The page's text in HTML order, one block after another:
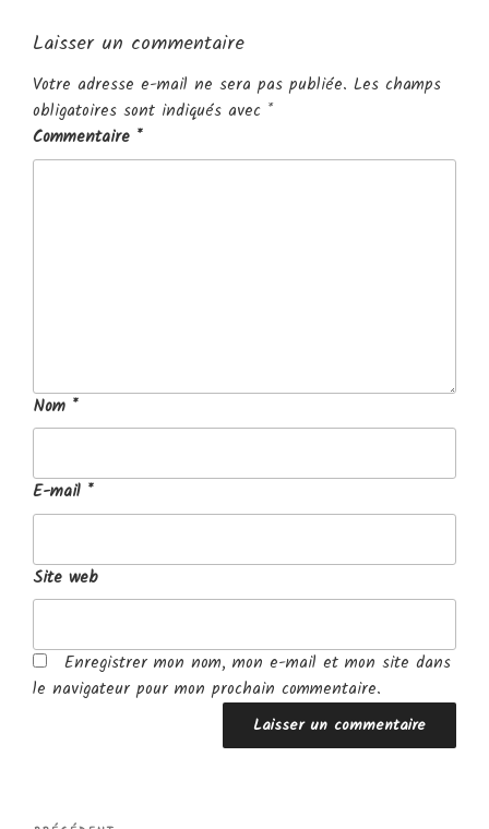
Laisser un commentaire
Votre adresse e-mail ne sera pas publiée. Les champs
obligatoires sont indiqués avec *
Commentaire *
Nom *
E-mail *
Site web
Enregistrer mon nom, mon e-mail et mon site dans
le navigateur pour mon prochain commentaire.
Navigation